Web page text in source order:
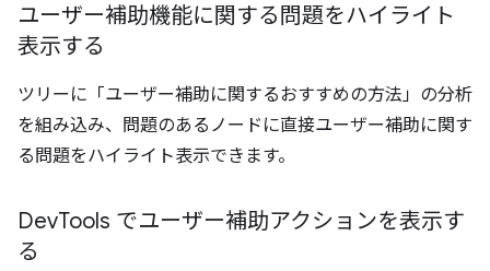
ユーザー補助機能に関する問題をハイライト
表示する
ツリーに「ユーザー補助に関するおすすめの方法」の分析
を組み込み、問題のあるノードに直接ユーザー補助に関す
る問題をハイライト表示できます。
DevTools でユーザー補助アクションを表示す
る